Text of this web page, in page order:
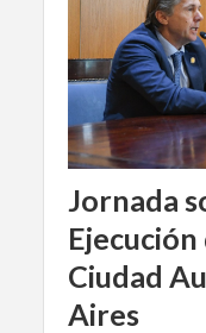
Jornada
Ejecución
Ciudad
Aires